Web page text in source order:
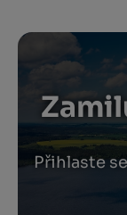
Přihlaste